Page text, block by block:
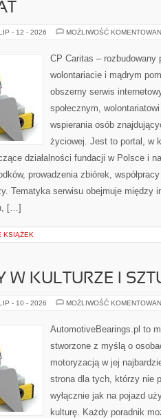
- 12 - 2026 MOŻLIWOŚĆ
CP Caritas – rozbudowany
wolontariacie i mądrym
obszerny serwis
społecznym,
wspierania osób
życiowej. Jest to portal, w
działalności fundacji w Polsce i
prowadzenia zbiórek,
Tematyka serwisu obejmuje między
[…]
KSIĄŻEK
W KULTURZE I
- 10 - 2026 MOŻLIWOŚĆ
AutomotiveBearings.pl to
stworzone z myślą o
motoryzacją w jej
strona dla tych, którzy nie
wyłącznie jak na pojazd
kulturę. Każdy poradnik